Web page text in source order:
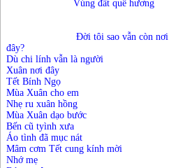
			Vùng đất quê hương
Đời tôi sao vẫn còn nơi
đây?
Dù chi lính vẫn là người
Xuân nơi đây
Tết Bính Ngọ
Mùa Xuân cho em
Nhẹ ru xuân hồng
Mùa Xuân dạo bước
Bến cũ tyình xưa
Áo tình đã mục nát
Mâm cơm Tết cung kính mời
Nhớ mẹ